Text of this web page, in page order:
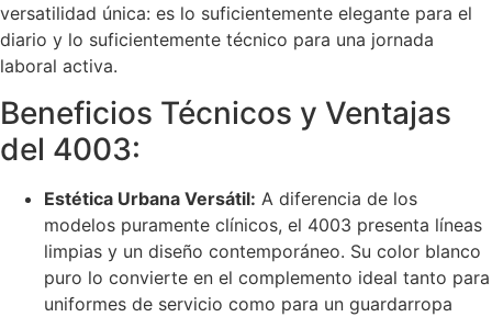
versatilidad única: es lo suficientemente elegante para el
diario y lo suficientemente técnico para una jornada
laboral activa.
Beneficios Técnicos y Ventajas
del 4003:
Estética Urbana Versátil: A diferencia de los
modelos puramente clínicos, el 4003 presenta líneas
limpias y un diseño contemporáneo. Su color blanco
puro lo convierte en el complemento ideal tanto para
uniformes de servicio como para un guardarropa